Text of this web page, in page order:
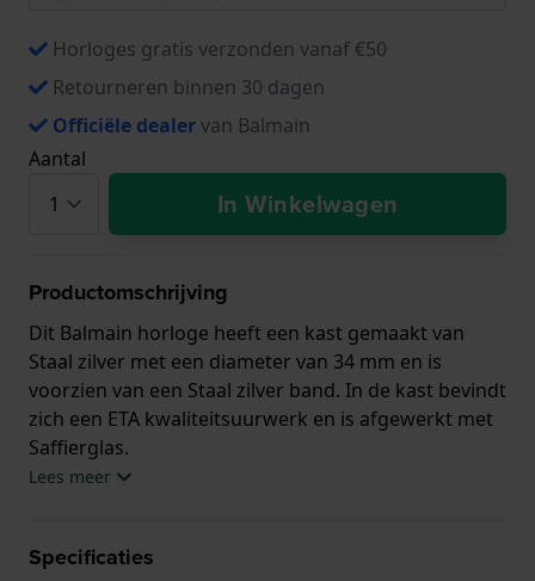
Horloges gratis verzonden vanaf €50
Retourneren binnen 30 dagen
Officiële dealervan Balmain
Aantal
In Winkelwagen
Productomschrijving
Dit Balmain horloge heeft een kast gemaakt van
Staal zilver met een diameter van 34 mm en is
voorzien van een Staal zilver band. In de kast bevindt
zich een ETA kwaliteitsuurwerk en is afgewerkt met
Saffierglas.
horloge geleverd met 2 jaar garantie.
Lees meer
Specificaties